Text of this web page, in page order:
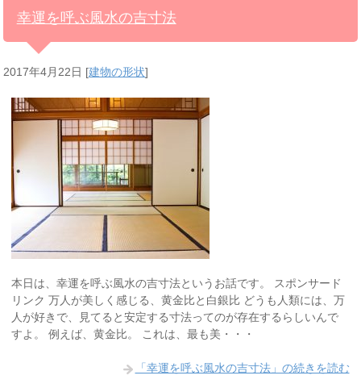
幸運を呼ぶ風水の吉寸法
2017年4月22日 [建物の形状]
本日は、幸運を呼ぶ風水の吉寸法というお話です。 スポンサード
リンク 万人が美しく感じる、黄金比と白銀比 どうも人類には、万
人が好きで、見てると安定する寸法ってのが存在するらしいんで
すよ。 例えば、黄金比。 これは、最も美・・・
「幸運を呼ぶ風水の吉寸法」の続きを読む